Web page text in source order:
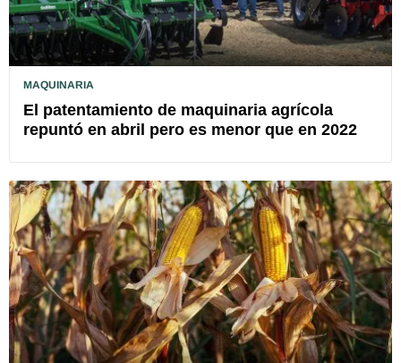
MAQUINARIA
El patentamiento de maquinaria agrícola
repuntó en abril pero es menor que en 2022